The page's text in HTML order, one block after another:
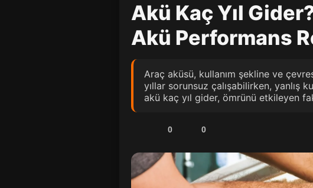
Akü Kaç Yıl
Akü Performans
Araç aküsü, kullanım şekline ve
yıllar sorunsuz çalışabilirken, yanlış
akü kaç yıl gider, ömrünü etkileyen
0 0